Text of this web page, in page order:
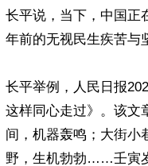
长平说，当下，中国正
年前的无视民生疾苦与
长平举例，人民日报
这样同心走过》。该文
间，机器轰鸣；大街小
野，生机勃勃……壬寅